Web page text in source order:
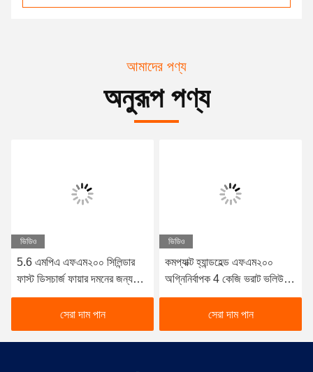
আমাদের পণ্য
অনুরূপ পণ্য
ভিডিও
5.6 এমপিএ এফএম২০০ সিলিন্ডার
ফাস্ট ডিসচার্জ ফায়ার দমনের জন্য
সিউমলেস স্টিল কনস্ট্রাকশন সহ
সেরা দাম পান
ভিডিও
কমপ্যাক্ট হ্যান্ডহেল্ড এফএম২০০
অগ্নিনির্বাপক 4 কেজি ভরাট ভলিউম
এবং ≤10s দ্রুত পরিষ্কার এজেন্ট
আগুন দমনের জন্য স্রাব সময় সহ
সেরা দাম পান